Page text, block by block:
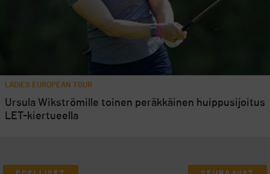
LADIES EUROPEAN TOUR
Ursula Wikströmille toinen peräkkäinen huippusijoitus
LET-kiertueella